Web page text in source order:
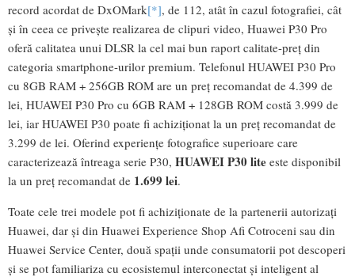
record acordat de DxOMark[*], de 112, atât în cazul fotografiei, cât
și în ceea ce privește realizarea de clipuri video, Huawei P30 Pro
oferă calitatea unui DLSR la cel mai bun raport calitate-preț din
categoria smartphone-urilor premium. Telefonul HUAWEI P30 Pro
cu 8GB RAM + 256GB ROM are un preț recomandat de 4.399 de
lei, HUAWEI P30 Pro cu 6GB RAM + 128GB ROM costă 3.999 de
lei, iar HUAWEI P30 poate fi achiziționat la un preț recomandat de
3.299 de lei. Oferind experiențe fotografice superioare care
caracterizează întreaga serie P30, HUAWEI P30 lite este disponibil
la un preț recomandat de 1.699 lei.
Toate cele trei modele pot fi achiziționate de la partenerii autorizați
Huawei, dar și din Huawei Experience Shop Afi Cotroceni sau din
Huawei Service Center, două spații unde consumatorii pot descoperi
și se pot familiariza cu ecosistemul interconectat și inteligent al